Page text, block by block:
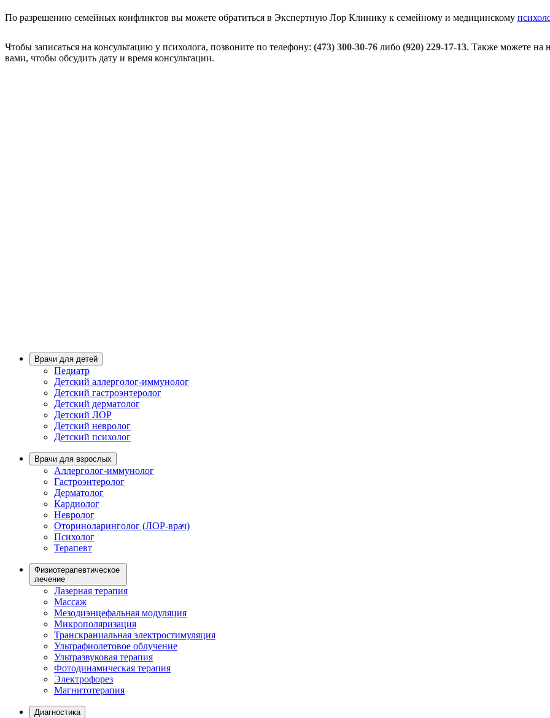
По разрешению семейных конфликтов вы можете обратиться в Экспертную Лор Клинику к семейному и медицинскому
Чтобы записаться на консультацию у психолога, позвоните по телефону: (473) 300-30-76 либо (920) 229-17-13. Также можете на
вами, чтобы обсудить дату и время консультации.
Врачи для детей
Педиатр
Детский аллерголог-иммунолог
Детский гастроэнтеролог
Детский дерматолог
Детский ЛОР
Детский невролог
Детский психолог
Врачи для взрослых
Аллерголог-иммунолог
Гастроэнтеролог
Дерматолог
Кардиолог
Невролог
Оториноларинголог (ЛОР-врач)
Психолог
Терапевт
Физиотерапевтическое
лечение
Лазерная терапия
Массаж
Мезодиэнцефальная модуляция
Микрополяризация
Транскраниальная электростимуляция
Ультрафиолетовое облучение
Ультразвуковая терапия
Фотодинамическая терапия
Электрофорез
Магнитотерапия
Диагностика